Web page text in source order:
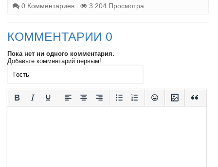
0 Комментариев
3 204 Просмотра
КОММЕНТАРИИ 0
Пока нет ни одного комментария.
Добавьте комментарий первым!